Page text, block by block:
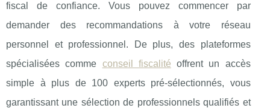
fiscal de confiance. Vous pouvez commencer par
demander des recommandations à votre réseau
personnel et professionnel. De plus, des plateformes
spécialisées comme conseil fiscalité offrent un accès
simple à plus de 100 experts pré-sélectionnés, vous
garantissant une sélection de professionnels qualifiés et